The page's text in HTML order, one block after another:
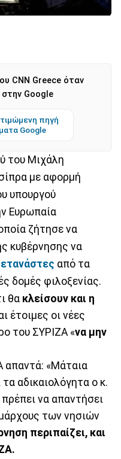
CNN Greece όταν
στην Google
πηγή
Google
του Μιχάλη
με αφορμή
υπουργού
Ευρωπαία
ζήτησε να
κυβέρνησης να
από τα
δομές φιλοξενίας.
θα κλείσουν και η
έτοιμες οι νέες
του ΣΥΡΙΖΑ «να μην
απαντά: «Μάταια
αδικαιολόγητα ο κ.
να απαντήσει
των νησιών
περιπαίζει, και